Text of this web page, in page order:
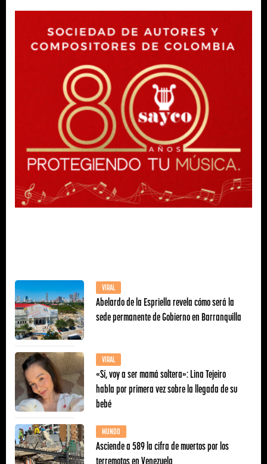
VIRAL
Abelardo de la Espriella revela cómo será la
sede permanente de Gobierno en Barranquilla
VIRAL
«Sí, voy a ser mamá soltera»: Lina Tejeiro
habla por primera vez sobre la llegada de su
bebé
MUNDO
Asciende a 589 la cifra de muertos por los
terremotos en Venezuela